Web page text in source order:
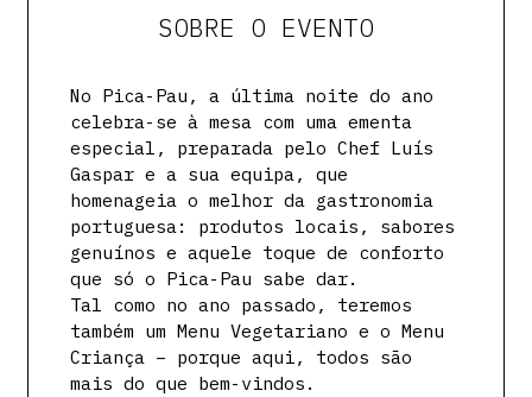
SOBRE O EVENTO
No Pica-Pau, a última noite do ano
celebra-se à mesa com uma ementa
especial, preparada pelo Chef Luís
Gaspar e a sua equipa, que
homenageia o melhor da gastronomia
portuguesa: produtos locais, sabores
genuínos e aquele toque de conforto
que só o Pica-Pau sabe dar.
Tal como no ano passado, teremos
também um Menu Vegetariano e o Menu
Criança – porque aqui, todos são
mais do que bem-vindos.